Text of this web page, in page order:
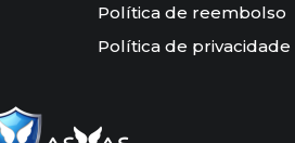
Política de reembolso
Política de privacidade